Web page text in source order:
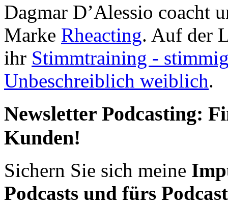
Dagmar D’Alessio coacht
Marke Rheacting. Auf der
ihr Stimmtraining -
Unbeschreiblich weiblich.
Newsletter Podcasting:
Kunden!
Sichern Sie sich meine
Podcasts und fürs